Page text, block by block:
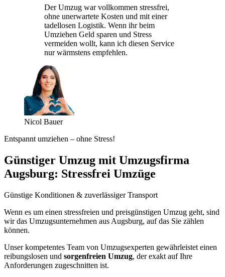
Der Umzug war vollkommen stressfrei,
ohne unerwartete Kosten und mit einer
tadellosen Logistik. Wenn ihr beim
Umziehen Geld sparen und Stress
vermeiden wollt, kann ich diesen Service
nur wärmstens empfehlen.
Nicol Bauer
Entspannt umziehen – ohne Stress!
Günstiger Umzug mit Umzugsfirma
Augsburg: Stressfrei Umzüge
Günstige Konditionen & zuverlässiger Transport
Wenn es um einen stressfreien und preisgünstigen Umzug geht, sind
wir das Umzugsunternehmen aus Augsburg, auf das Sie zählen
können.
Unser kompetentes Team von Umzugsexperten gewährleistet einen
reibungslosen und sorgenfreien Umzug, der exakt auf Ihre
Anforderungen zugeschnitten ist.